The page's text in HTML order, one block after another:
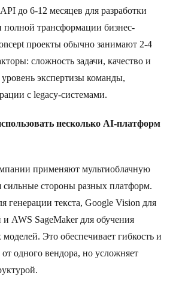
до 6-12 месяцев для разработки
трансформации бизнес-
проекты обычно занимают 2-4
сложность задачи, качество и
экспертизы команды,
с legacy-системами.
несколько AI-платформ
применяют мультиоблачную
сильные стороны разных платформ.
генерации текста, Google Vision для
AWS SageMaker для обучения
Это обеспечивает гибкость и
одного вендора, но усложняет